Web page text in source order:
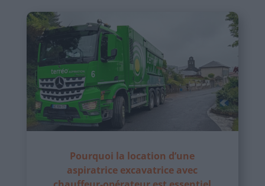
Pourquoi la location d’une
aspiratrice excavatrice avec